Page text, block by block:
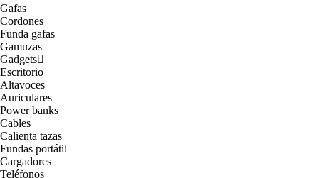
Gafas
Cordones
Funda gafas
Gamuzas
Gadgets
Escritorio
Altavoces
Auriculares
Power banks
Cables
Calienta tazas
Fundas portátil
Cargadores
Teléfonos